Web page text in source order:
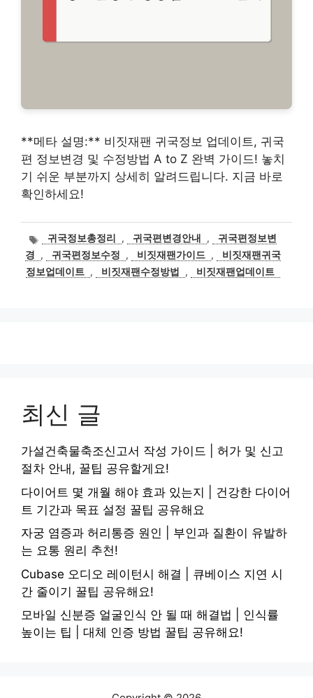
**메타 설명:** 비짓재팬 귀국정보 업데이트, 귀국
편 정보변경 및 수정방법 A to Z 완벽 가이드! 놓치
기 쉬운 부분까지 상세히 알려드립니다. 지금 바로
확인하세요!
태귀국정보총정리 , 귀국편변경안내 ,
귀국편정보변
경
, 귀국편정보수정 , 비짓재팬가이드 ,
비짓재팬귀국
정보업데이트 , 비짓재팬수정방법 , 비짓재팬업데이트
최신 글
가설건축물축조신고서 작성 가이드 | 허가 및 신고
절차 안내, 꿀팁 공유할게요!
다이어트 몇 개월 해야 효과 있는지 | 건강한 다이어
트 기간과 목표 설정 꿀팁 공유해요
자궁 염증과 허리통증 원인 | 부인과 질환이 유발하
는 요통 원리 추천!
Cubase 오디오 레이턴시 해결 | 큐베이스 지연 시
간 줄이기 꿀팁 공유해요!
모바일 신분증 얼굴인식 안 될 때 해결법 | 인식률
높이는 팁 | 대체 인증 방법 꿀팁 공유해요!